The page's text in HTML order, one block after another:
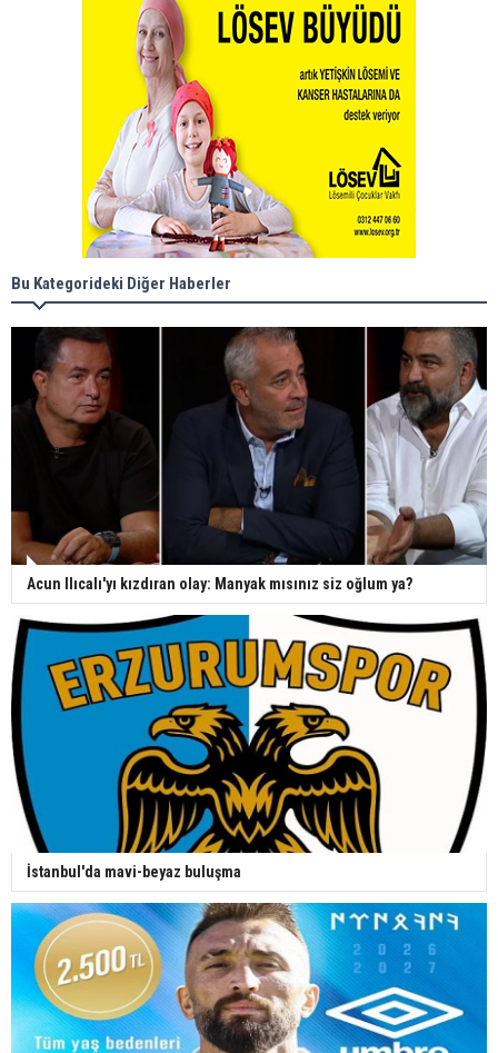
Bu Kategorideki Diğer Haberler
Acun Ilıcalı'yı kızdıran olay: Manyak mısınız siz oğlum ya?
İstanbul'da mavi-beyaz buluşma